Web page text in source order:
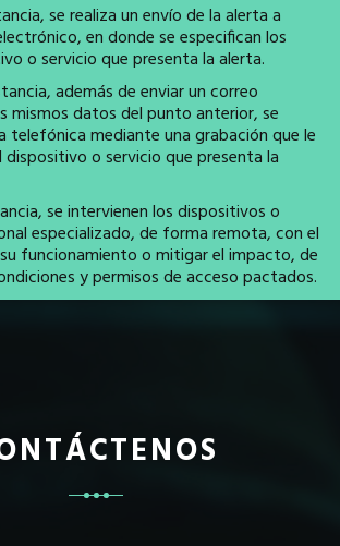
se realiza un envío de la alerta a
en donde se especifican los
o servicio que presenta la alerta.
además de enviar un correo
mismos datos del punto anterior, se
telefónica mediante una grabación que le
o servicio que presenta la
se intervienen los dispositivos o
especializado, de forma remota, con el
funcionamiento o mitigar el impacto, de
y permisos de acceso pactados.